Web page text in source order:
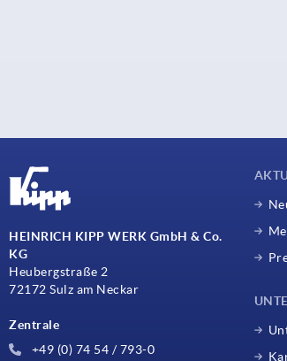
HEINRICH KIPP WERK GmbH & Co.
KG
Heubergstraße 2
72172 Sulz am Neckar
Zentrale
+49 (0) 74 54 / 793-0